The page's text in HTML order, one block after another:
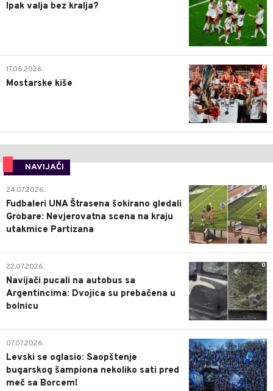
Ipak valja bez kralja?
0
17.05.2026.
Mostarske kiše
NAVIJAČI
0
24.07.2026.
Fudbaleri UNA Štrasena šokirano gledali
Grobare: Nevjerovatna scena na kraju
utakmice Partizana
0
22.07.2026.
Navijači pucali na autobus sa
Argentincima: Dvojica su prebačena u
bolnicu
1
07.07.2026.
Levski se oglasio: Saopštenje
bugarskog šampiona nekoliko sati pred
meč sa Borcem!